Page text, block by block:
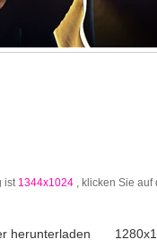
ist 1344x1024 , klicken Sie auf
herunterladen